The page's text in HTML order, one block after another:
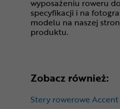
wyposażeniu roweru
specyfikacji i na
modelu na naszej
produktu.
Zobacz również:
Stery rowerowe Accent